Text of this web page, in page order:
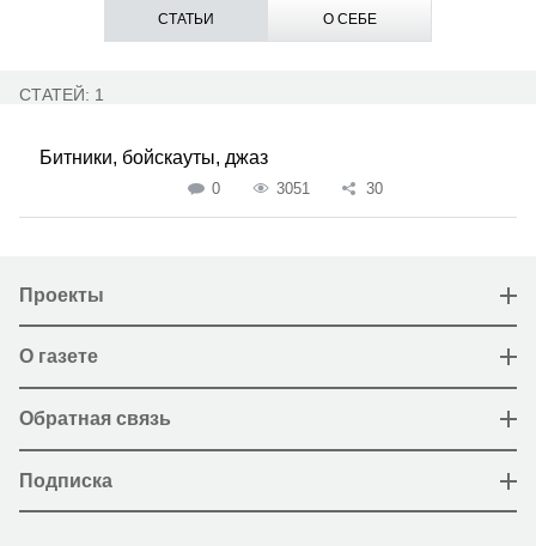
СТАТЬИ О СЕБЕ
СТАТЕЙ: 1
Битники, бойскауты, джаз
0 3051 30
Проекты
О газете
Обратная связь
Подписка